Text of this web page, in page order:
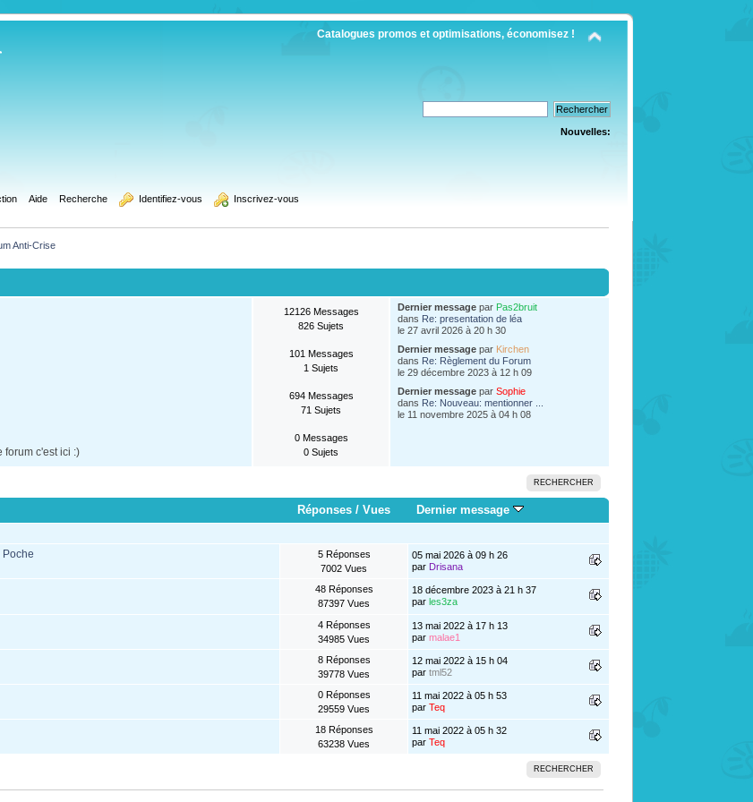
Catalogues promos et optimisations, économisez !
Nouvelles:
Aide Recherche Identifiez-vous Inscrivez-vous
Anti-Crise
12126 Messages
826 Sujets
Dernier messagepar Pas2bruit
dans Re: presentation de léa
le 27 avril 2026 à 20 h 30
101 Messages
1 Sujets
Dernier messagepar Kirchen
dans Re: Règlement du Forum
le 29 décembre 2023 à 12 h 09
694 Messages
71 Sujets
Dernier messagepar Sophie
dans Re: Nouveau: mentionner ...
le 11 novembre 2025 à 04 h 08
forum c'est ici :)
0 Messages
0 Sujets
RECHERCHER
Réponses/ Vues Dernier message
5 Réponses
7002 Vues
05 mai 2026 à 09 h 26
par Drisana
48 Réponses
87397 Vues
18 décembre 2023 à 21 h 37
parles3za
4 Réponses
34985 Vues
13 mai 2022 à 17 h 13
parmalae1
8 Réponses
39778 Vues
12 mai 2022 à 15 h 04
partml52
0 Réponses
29559 Vues
11 mai 2022 à 05 h 53
parTeq
18 Réponses
63238 Vues
11 mai 2022 à 05 h 32
parTeq
RECHERCHER